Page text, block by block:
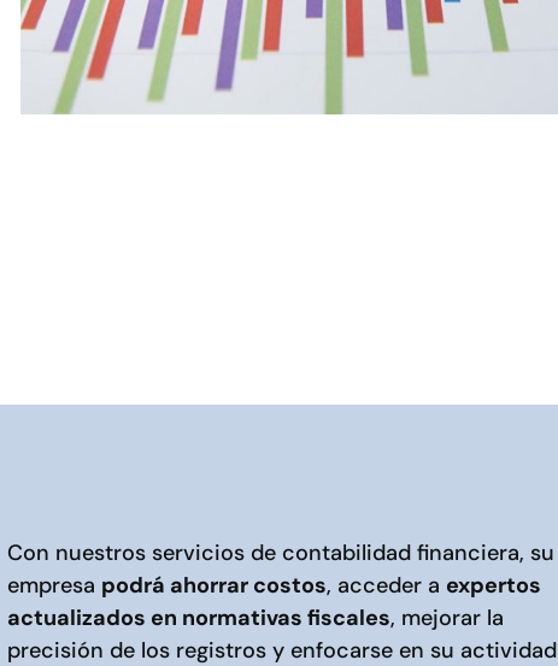
Con nuestros servicios de contabilidad financiera, su
empresa podrá ahorrar costos, acceder a expertos
actualizados en normativas fiscales, mejorar la
precisión de los registros y enfocarse en su actividad